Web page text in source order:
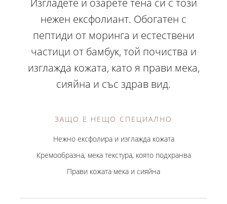
Изгладете и озарете тена си с този
нежен ексфолиант. Обогатен с
пептиди от моринга и естествени
частици от бамбук, той почиства и
изглажда кожата, като я прави мека,
сияйна и със здрав вид.
ЗАЩО Е НЕЩО СПЕЦИАЛНО
Нежно ексфолира и изглажда кожата
Кремообразна, мека текстура, която подхранва
Прави кожата мека и сияйна